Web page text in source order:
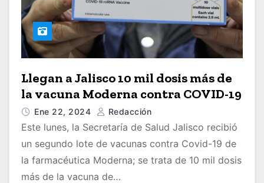
Llegan a Jalisco 10 mil dosis más de
la vacuna Moderna contra COVID-19
Ene 22, 2024 Redacción
Este lunes, la Secretaría de Salud Jalisco recibió
un segundo lote de vacunas contra Covid-19 de
la farmacéutica Moderna; se trata de 10 mil dosis
más de la vacuna de…